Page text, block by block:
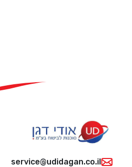
service@udidagan.co.il